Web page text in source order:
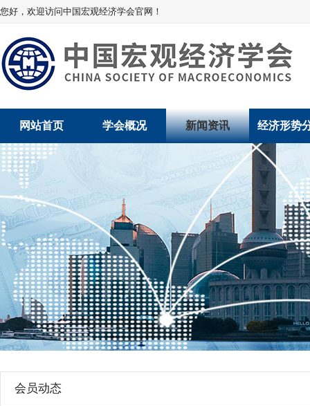
您好，欢迎访问中国宏观经济学会官网！
网站首页 学会概况
学术委员会
学会领导
组织机构
法律顾问
学会章程
新闻资讯
党建动态
学会动态
会员动态
地方动态
经济形势
经济数据
数说经济
经济运行与
产业发展
创新高技术
行
贸易与流
会员动态